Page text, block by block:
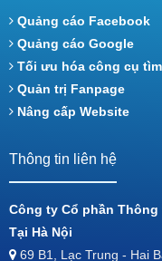
Quảng cáo Facebook
Quảng cáo Google
Tối ưu hóa công cụ tìm
Quản trị Fanpage
Nâng cấp Website
Thông tin liên hệ
Công ty Cổ phần
Tại Hà Nội
69 B1, Lạc Trung - Hai